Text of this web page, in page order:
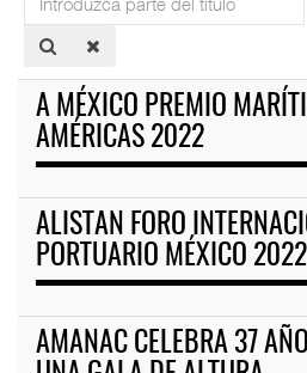
parte
del
A MÉXICO PREMIO
AMÉRICAS 2022
ALISTAN FORO
PORTUARIO MÉXICO 2022
AMANAC CELEBRA 37